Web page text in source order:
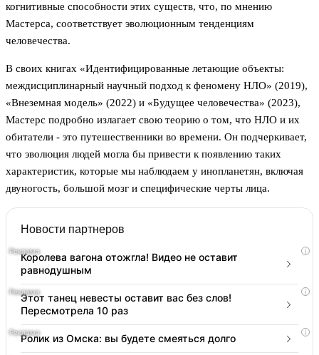
когнитивные способности этих существ, что, по мнению
Мастерса, соответствует эволюционным тенденциям
человечества.
В своих книгах «Идентифицированные летающие объекты:
междисциплинарный научный подход к феномену НЛО» (2019),
«Внеземная модель» (2022) и «Будущее человечества» (2023),
Мастерс подробно излагает свою теорию о том, что НЛО и их
обитатели - это путешественники во времени. Он подчеркивает,
что эволюция людей могла бы привести к появлению таких
характеристик, которые мы наблюдаем у инопланетян, включая
двуногость, большой мозг и специфические черты лица.
Новости партнеров
i
Королева вагона отожгла! Видео не оставит
равнодушным
i
Этот танец невесты оставит вас без слов!
Пересмотрела 10 раз
i
Ролик из Омска: вы будете смеяться долго